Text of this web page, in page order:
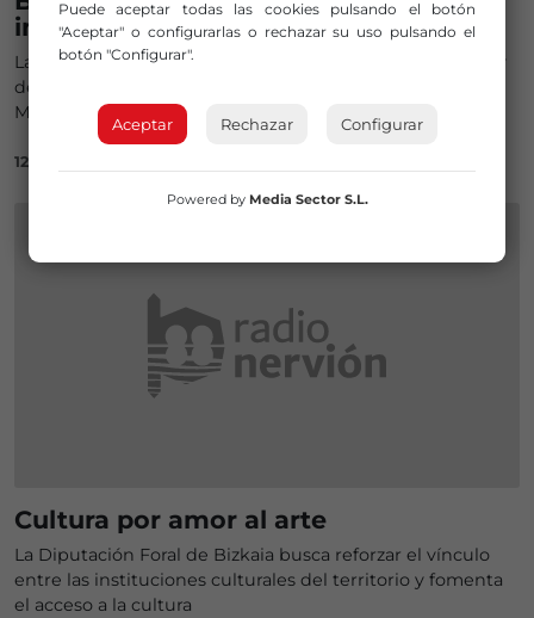
internacional en 2026
La ciudad será anfitriona de grandes eventos musicales y
deportivos y reabrirá los museos de Bellas Artes y el
Museo Vasco
12/02/2026
Cultura por amor al arte
La Diputación Foral de Bizkaia busca reforzar el vínculo
entre las instituciones culturales del territorio y fomenta
el acceso a la cultura
Puede aceptar todas las cookies pulsando el botón
"Aceptar" o configurarlas o rechazar su uso pulsando el
botón "Configurar".
Aceptar Rechazar Configurar
Powered by Media Sector S.L.